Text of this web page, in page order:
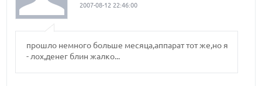
2007-08-12 22:46:00
прошло немного больше месяца,аппарат тот же,но я
- лох,денег блин жалко...